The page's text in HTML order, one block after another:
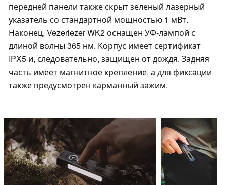
передней панели также скрыт зеленый лазерный
указатель со стандартной мощностью 1 мВт.
Наконец, Vezerlezer WK2 оснащен УФ-лампой с
длиной волны 365 нм. Корпус имеет сертификат
IPX5 и, следовательно, защищен от дождя. Задняя
часть имеет магнитное крепление, а для фиксации
также предусмотрен карманный зажим.